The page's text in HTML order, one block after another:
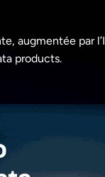
augmentée par
products.